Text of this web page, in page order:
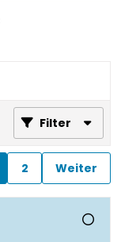
Filter
2 Weiter